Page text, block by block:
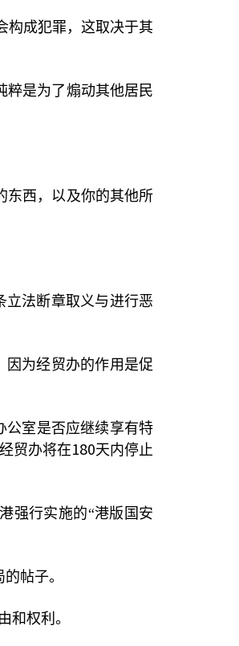
构成犯罪，这取决于其
粹是为了煽动其他居民
东西，以及你的其他所
立法断章取义与进行恶
因为经贸办的作用是促
公室是否应继续享有特
贸办将在180天内停止
强行实施的“港版国安
帖子。
和权利。